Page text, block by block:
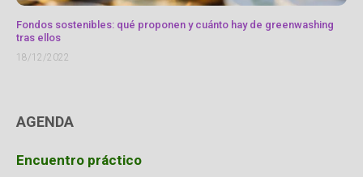
Fondos sostenibles: qué proponen y cuánto hay de greenwashing
tras ellos
18/12/2022
AGENDA
Encuentro práctico